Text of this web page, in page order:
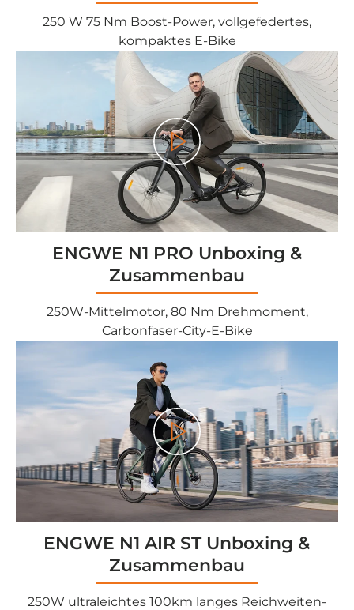
250 W 75 Nm Boost-Power, vollgefedertes,
kompaktes E-Bike
<tc>Gioco</tc>
ENGWE N1 PRO Unboxing &
Zusammenbau
250W-Mittelmotor, 80 Nm Drehmoment,
Carbonfaser-City-E-Bike
<tc>Gioco</tc>
ENGWE N1 AIR ST Unboxing &
Zusammenbau
250W ultraleichtes 100km langes Reichweiten-